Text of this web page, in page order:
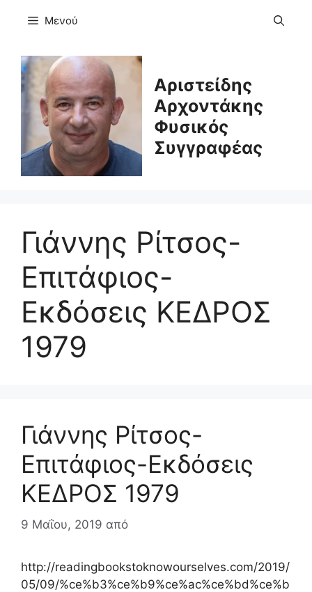
Μενού
Αριστείδης
Αρχοντάκης
Φυσικός
Συγγραφέας
Γιάννης Ρίτσος-
Επιτάφιος-
Εκδόσεις ΚΕΔΡΟΣ
1979
Γιάννης Ρίτσος-
Επιτάφιος-Εκδόσεις
ΚΕΔΡΟΣ 1979
9 Μαΐου, 2019 από
http://readingbookstoknowourselves.com/2019/
05/09/%ce%b3%ce%b9%ce%ac%ce%bd%ce%b